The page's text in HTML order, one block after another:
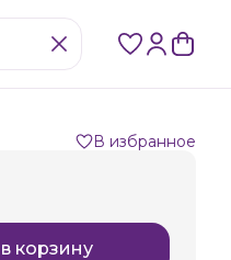
В избранное
корзину